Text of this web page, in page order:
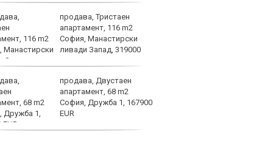
продава, Тристаен
апартамент, 116 m2
София, Манастирски
ливади Запад, 319000
продава, Двустаен
апартамент, 68 m2
София, Дружба 1, 167900
EUR